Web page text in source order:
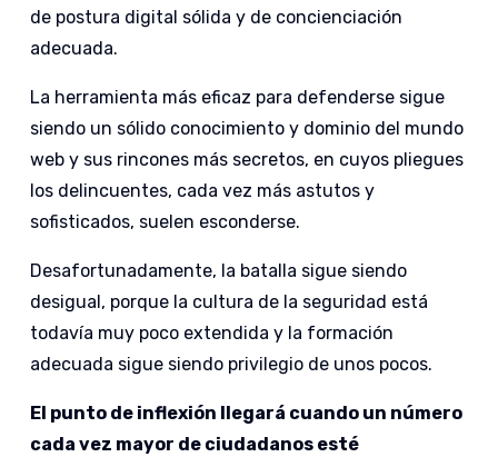
de postura digital sólida y de concienciación
adecuada.
La herramienta más eficaz para defenderse sigue
siendo un sólido conocimiento y dominio del mundo
web y sus rincones más secretos, en cuyos pliegues
los delincuentes, cada vez más astutos y
sofisticados, suelen esconderse.
Desafortunadamente, la batalla sigue siendo
desigual, porque la cultura de la seguridad está
todavía muy poco extendida y la formación
adecuada sigue siendo privilegio de unos pocos.
El punto de inflexión llegará cuando un número
cada vez mayor de ciudadanos esté